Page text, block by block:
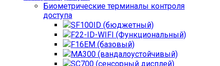
Биометрические терминалы контроля
доступа
SF100ID (бюджетный)
F22-ID-WIFI (Функциональный)
F16EM (базовый)
MA300 (вандалоустойчивый)
SC700 (сенсорный дисплей)